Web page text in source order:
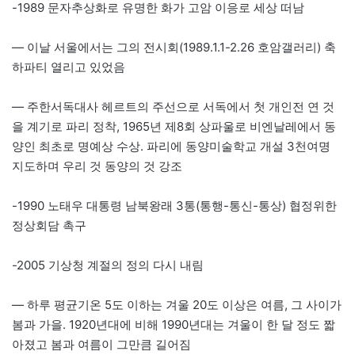
-1989 문자추상화로 유명한 화가 고암 이응로 세상 떠남
— 이날 서울에서는 그의 전시회(1989.1.1-2.26 호암갤러리) 축
하파티 열리고 있었음
— 주한서독대사 헤르트의 주선으로 서독에서 첫 개인전 연 것
을 계기로 파리 정착, 1965년 제8회 상파울로 비엔날레에서 동
양인 최초로 명예상 수상. 파리에 동양미술학교 개설 3천여명
지도하며 우리 것 동양의 것 강조
-1990 노태우 대통령 남북왕래 3통(통행-통신-통상) 협정위한
정상회담 촉구
-2005 기상청 계절의 정의 다시 내림
— 하루 평균기온 5도 이하는 겨울 20도 이상은 여름, 그 사이가
봄과 가을. 1920년대에 비해 1990년대는 겨울이 한 달 정도 짧
아졌고 봄과 여름이 그만큼 길어짐